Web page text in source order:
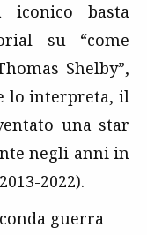
iconico basta
su “come
Shelby”,
lo interpreta, il
una star
negli anni in
2022).
guerra